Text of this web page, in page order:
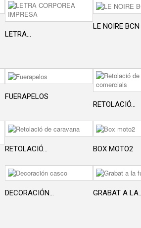
LETRA...
LE NOIRE BCN
FUERAPELOS
RETOLACIÓ...
RETOLACIÓ... BOX MOTO2
DECORACIÓN... GRABAT A